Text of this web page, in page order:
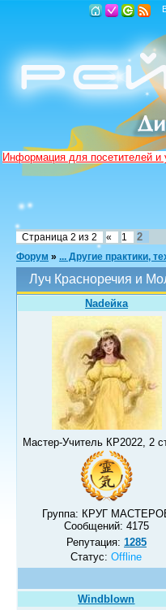
Информация для посетителей
Страница 2 из 2 « 1 2
Форум » ... Другие практики,
Луч Красноречия и
Nadeйка
Мастер-Учитель КР2022, 2
Группа: КРУГ
Сообщений: 4175
Репутация: 1285
Статус:Offline
Windblown